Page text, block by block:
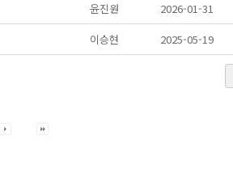
윤진원 2026-01-31
이승현 2025-05-19